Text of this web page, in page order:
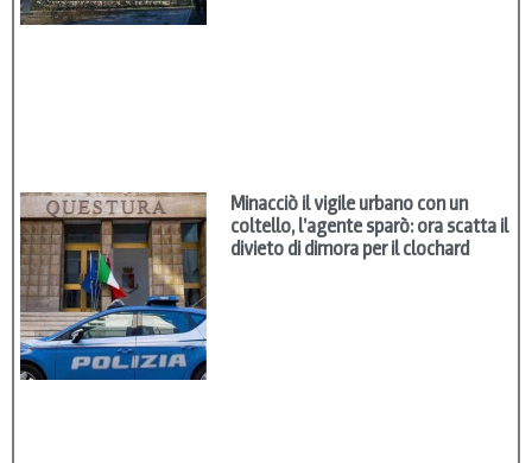
Minacciò il vigile urbano con un
coltello, l’agente sparò: ora scatta il
divieto di dimora per il clochard